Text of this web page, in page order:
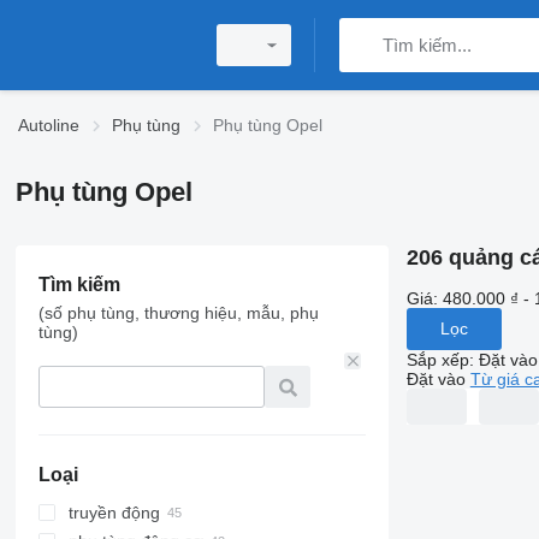
Autoline Phụ tùng Phụ tùng Opel
Phụ tùng Opel
Tìm kiếm
(số phụ tùng, thương hiệu, mẫu, phụ
tùng)
Loại
truyền động
206 quảng
Giá: 480.000 ₫ -
Lọc
Sắp xếp: Đặt vào
Đặt vào Từ giá